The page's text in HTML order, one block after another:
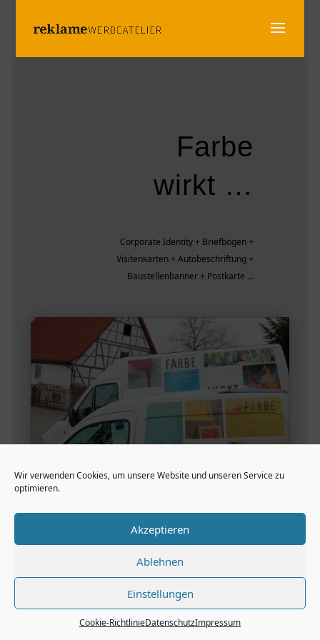
Wir verwenden Cookies, um unsere Website und unseren Service zu
optimieren.
Akzeptieren
Ablehnen
Einstellungen
Cookie-RichtlinieDatenschutzImpressum
Farbe
wirkt …
Corporate Identity + Briefbögen +
Visitenkarten + Autobeschriftung +
Baustellenbanner + Postkarte …
←WEINETIKETT TOSCANA→
REKLAME WERBEATELIER